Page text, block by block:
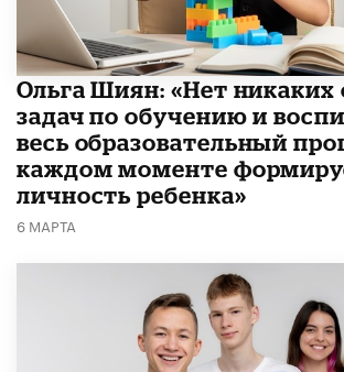
Ольга Шиян: «Нет никаких
задач по обучению и
весь образовательный
каждом моменте
личность ребенка»
6 МАРТА